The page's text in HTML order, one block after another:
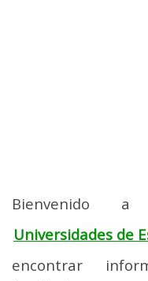
Bienvenido
Universidades de
encontrar